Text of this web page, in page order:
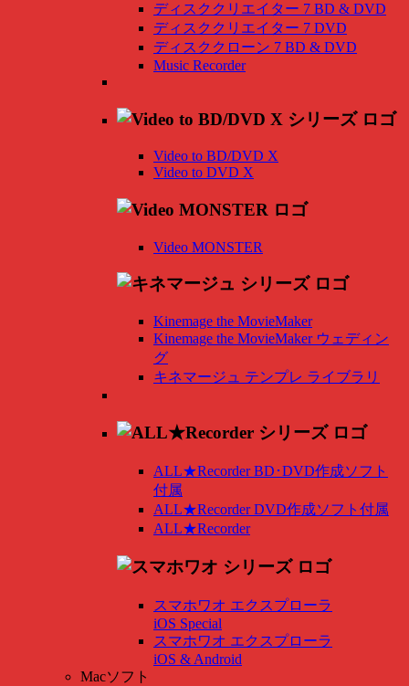
ディスククリエイター 7 BD & DVD
ディスククリエイター 7 DVD
ディスククローン 7 BD & DVD
Music Recorder
Video to BD/DVD X
Video to DVD X
Video MONSTER
Kinemage the MovieMaker
Kinemage the MovieMaker ウェディン
グ
キネマージュ テンプレ ライブラリ
ALL★Recorder BD･DVD作成ソフト
付属
ALL★Recorder DVD作成ソフト付属
ALL★Recorder
スマホワオ エクスプローラ
iOS Special
スマホワオ エクスプローラ
iOS & Android
Macソフト